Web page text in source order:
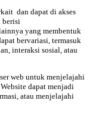
dan dapat di akses
berisi
yang membentuk
bervariasi, termasuk
interaksi sosial, atau
web untuk menjelajahi
dapat menjadi
atau menjelajahi